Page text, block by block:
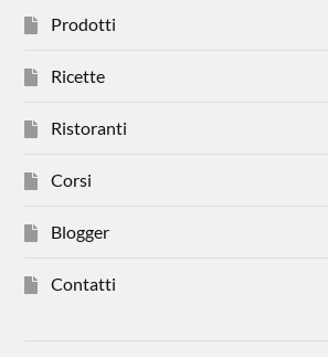
Prodotti
Ricette
Ristoranti
Corsi
Blogger
Contatti